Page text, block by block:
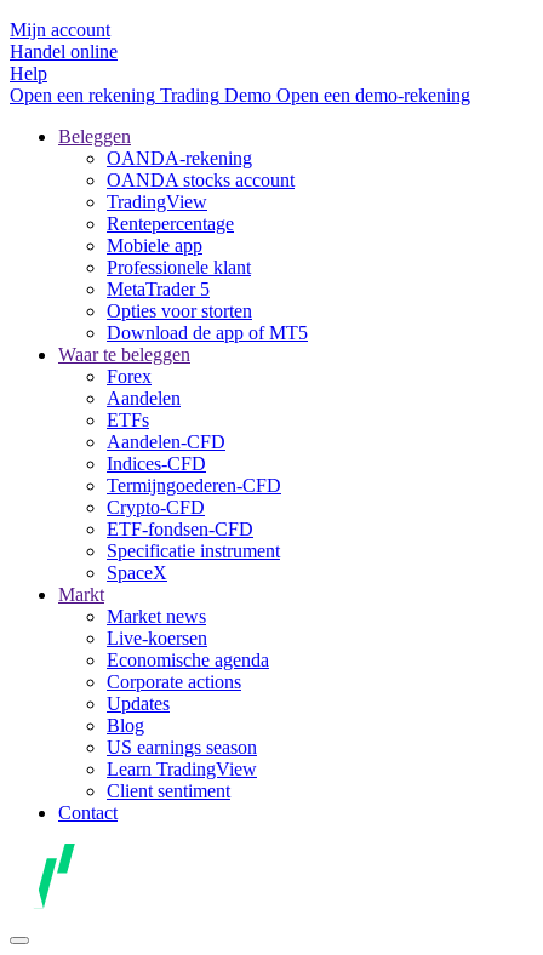
Mijn account
Handel online
Help
Open een rekening Trading Demo Open een demo-rekening
Beleggen
OANDA-rekening
OANDA stocks account
TradingView
Rentepercentage
Mobiele app
Professionele klant
MetaTrader 5
Opties voor storten
Download de app of MT5
Waar te beleggen
Forex
Aandelen
ETFs
Aandelen-CFD
Indices-CFD
Termijngoederen-CFD
Crypto-CFD
ETF-fondsen-CFD
Specificatie instrument
SpaceX
Markt
Market news
Live-koersen
Economische agenda
Corporate actions
Updates
Blog
US earnings season
Learn TradingView
Client sentiment
Contact